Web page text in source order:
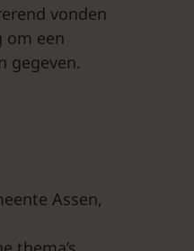
vonden
om een
gegeven.
Assen,